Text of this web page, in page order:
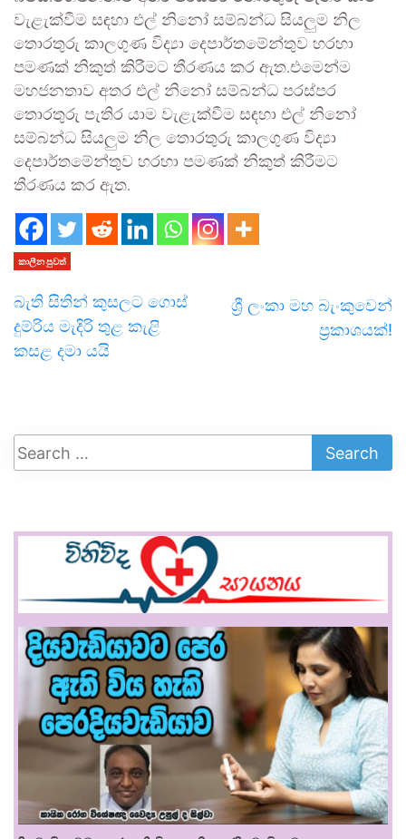
වැළැක්වීම සඳහා එල් නිනෝ සම්බන්ධ සියලුම නිල
තොරතුරු කාලගුණ විද්‍යා දෙපාර්තමේන්තුව හරහා
පමණක් නිකුත් කිරීමට තීරණය කර ඇත.එමෙන්ම
මහජනතාව අතර එල් නිනෝ සම්බන්ධ පරස්පර
තොරතුරු පැතිර යාම වැළැක්වීම සඳහා එල් නිනෝ
සම්බන්ධ සියලුම නිල තොරතුරු කාලගුණ විද්‍යා
දෙපාර්තමේන්තුව හරහා පමණක් නිකුත් කිරීමට
තීරණය කර ඇත.
කාලීන පුවත්
බැති සිතින් කුසලට ගොස්
දුම්රිය මැදිරි තුළ කැළි
කසළ දමා යයි
ශ්‍රී ලංකා මහ බැංකුවෙන්
ප්‍රකාශයක්!